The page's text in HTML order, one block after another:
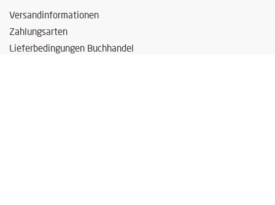
Versandinformationen
Zahlungsarten
Lieferbedingungen Buchhandel